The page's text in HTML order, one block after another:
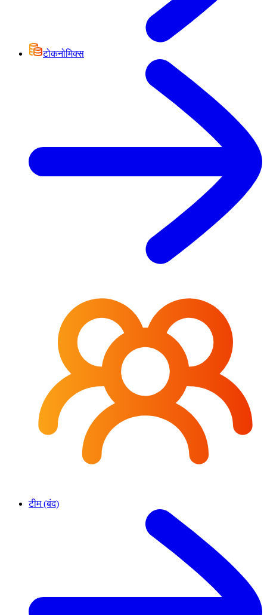
टोकनोमिक्स
टीम (बंद)